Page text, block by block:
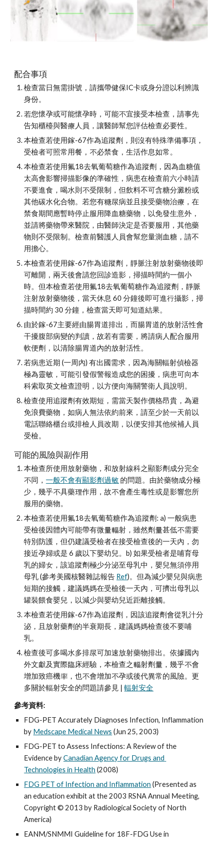
配合事項
檢查當日無需掛號，請攜帶健保IC卡或身分證以利辨識
身份。
若您懷孕或可能懷孕時，可能不宜接受本檢查，請事先
告知櫃檯與醫療人員，讓醫師幫您評估檢查必要性。
本檢查若使用鎵-67作為追蹤劑，則沒有特殊準備事項，
受檢者可照常用餐，不必禁食，生活作息如常。
本檢查若使用氟18去氧葡萄糖作為追蹤劑，因為血糖值
太高會影響掃描影像的準確性，病患在檢查前六小時請
不要進食，喝水則不受限制，但飲料不可含糖分澱粉或
其他碳水化合物。若您有糖尿病並且接受藥物治療，在
禁食期間應暫時停止服用降血糖藥物，以免發生意外，
並請將藥物帶來醫院，由醫師決定是否要服用，其他藥
物則不受限制。檢查前醫護人員會幫您量測血糖，請不
用擔心。
本檢查若使用鎵-67作為追蹤劑，靜脈注射放射藥物後即
可離開，兩天後會請您回診造影，掃描時間約一個小
時。但本檢查若使用氟18去氧葡萄糖作為追蹤劑，靜脈
注射放射藥物後，當天休息 60 分鐘後即可進行攝影，掃
描時間約 30 分鐘，檢查當天即可知道結果。
由於鎵-67主要經由腸胃道排出，而腸胃道的放射活性會
干擾腹部病變的判讀，故若有需要，將請病人配合服用
軟便劑，以清除腸胃道內的放射活性。
若病患近期 (一周內) 有出國需求，因為海關輻射偵檢器
極為靈敏，可能引發假警報造成您的困擾，病患可向本
科索取英文檢查證明，以方便向海關警衛人員說明。
檢查使用追蹤劑有效期短，需當天製作價格昂貴，為避
免浪費藥物，如病人無法依約前來，請至少於一天前以
電話聯絡櫃台或排檢人員改期，以便安排其他候補人員
受檢。
可能的風險與副作用
本檢查所使用放射藥物，和放射線科之顯影劑成分完全
不同，一般不會有顯影劑過敏 的問題。由於藥物成分極
少，幾乎不具藥理作用，故不會產生毒性或是影響您所
服用的藥物。
本檢查若使用氟18去氧葡萄糖作為追蹤劑: a) 一般病患
受檢後因體內可能帶有微量輻射，雖然劑量甚低不需要
特別防護，但仍建議受檢者在接受檢查後的一天內，勿
接近孕婦或是 6 歲以下嬰幼兒。b) 如果受檢者是哺育母
乳的婦女，該追蹤劑極少分泌至母乳中，嬰兒無須停用
母乳 (參考美國核醫雜誌報告 Ref)。但為減少嬰兒與病患
短期的接觸，建議媽媽在受檢後一天內，可擠出母乳以
罐裝餵食嬰兒，以減少與嬰幼兒近距離接觸。
本檢查若使用鎵-67作為追蹤劑，因該追蹤劑會從乳汁分
泌，且放射藥劑的半衰期長，建議媽媽檢查後不要哺
乳。
檢查後可多喝水多排尿可加速放射藥物排出。依據國內
外文獻及實際臨床經驗，本檢查之輻射劑量，幾乎不會
增加致癌機率，也不會增加不孕或後代異常的風險。更
多關於輻射安全的問題請參見 | 輻射安全
參考資料:
FDG-PET Accurately Diagnoses Infection, Inflammation
by Medscape Medical News (Jun 25, 2003)
FDG-PET to Assess Infections: A Review of the
Evidence by Canadian Agency for Drugs and
Technologies in Health (2008)
FDG PET of Infection and Inflammation (Presented as
an education exhibit at the 2003 RSNA Annual Meeting,
Copyright © 2013 by Radiological Society of North
America)
EANM/SNMMI Guideline for 18F-FDG Use in